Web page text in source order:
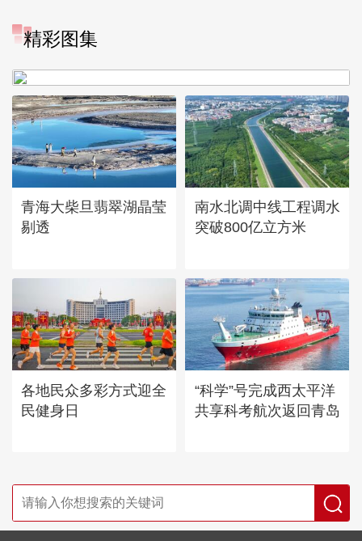
精彩图集
“大地指纹”奏响夏夜文旅乐
青海大柴旦翡翠湖晶莹
剔透
南水北调中线工程调水
突破800亿立方米
各地民众多彩方式迎全
民健身日
“科学”号完成西太平洋
共享科考航次返回青岛